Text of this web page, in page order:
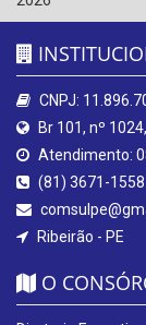
CNPJ:
Br 101, nº
Atendimento:
(81) 3671-1558
Ribeirão - PE
O